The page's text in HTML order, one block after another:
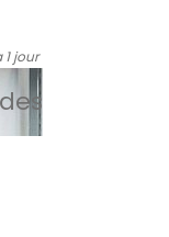
1 jour